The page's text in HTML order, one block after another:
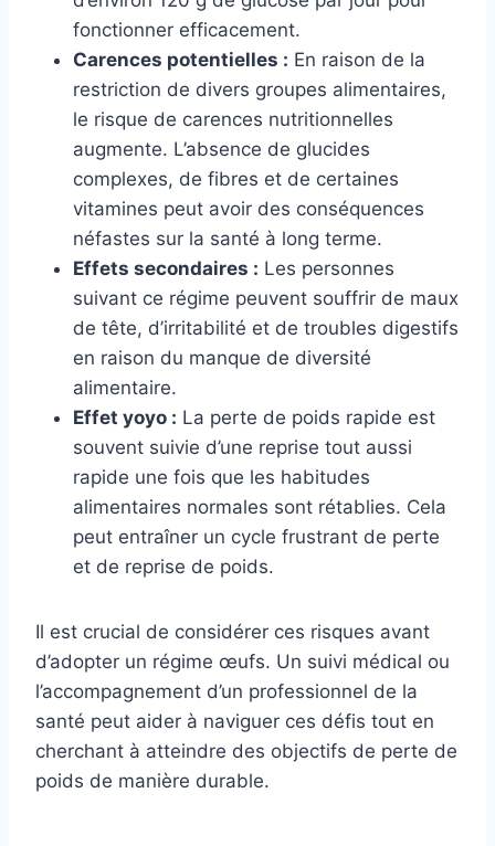
fonctionner efficacement.
Carences potentielles : En raison de la
restriction de divers groupes alimentaires,
le risque de carences nutritionnelles
augmente. L’absence de glucides
complexes, de fibres et de certaines
vitamines peut avoir des conséquences
néfastes sur la santé à long terme.
Effets secondaires : Les personnes
suivant ce régime peuvent souffrir de maux
de tête, d’irritabilité et de troubles digestifs
en raison du manque de diversité
alimentaire.
Effet yoyo : La perte de poids rapide est
souvent suivie d’une reprise tout aussi
rapide une fois que les habitudes
alimentaires normales sont rétablies. Cela
peut entraîner un cycle frustrant de perte
et de reprise de poids.
Il est crucial de considérer ces risques avant
d’adopter un régime œufs. Un suivi médical ou
l’accompagnement d’un professionnel de la
santé peut aider à naviguer ces défis tout en
cherchant à atteindre des objectifs de perte de
poids de manière durable.